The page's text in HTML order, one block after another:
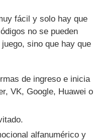
fácil y solo hay que
no se pueden
sino que hay que
de ingreso e inicia
VK, Google, Huawei o
alfanumérico y